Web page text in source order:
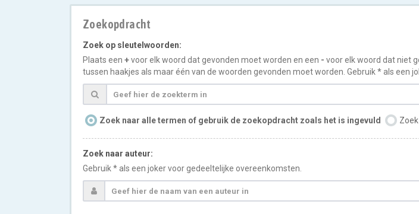
Zoekopdracht
Zoek op sleutelwoorden:
Plaats een +voor elk woord dat gevonden moet worden en een - voor elk woord dat niet
tussen haakjes als maar één van de woorden gevonden moet worden. Gebruik * als een
Zoek naar alle termen of gebruik de zoekopdracht zoals het is ingevuld
Zoek naar auteur:
Gebruik * als een joker voor gedeeltelijke overeenkomsten.